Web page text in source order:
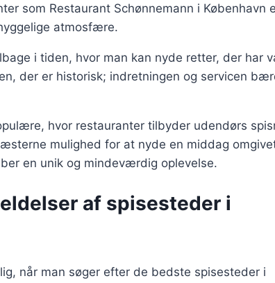
som Restaurant Schønnemann i København
atmosfære.
i tiden, hvor man kan nyde retter, der har
der er historisk; indretningen og servicen
hvor restauranter tilbyder udendørs
mulighed for at nyde en middag
en unik og mindeværdig oplevelse.
af spisesteder i
når man søger efter de bedste spisesteder i